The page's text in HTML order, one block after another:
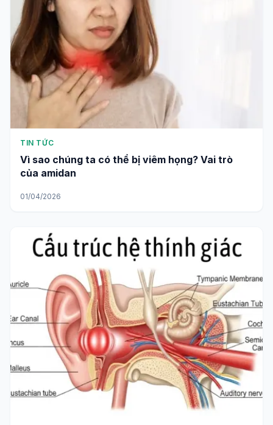
TIN TỨC
Vì sao chúng ta có thể bị viêm họng? Vai trò
của amidan
01/04/2026